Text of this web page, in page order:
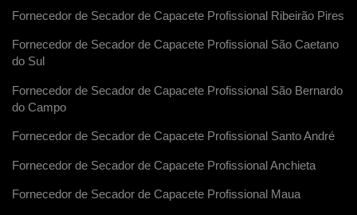
Fornecedor de Secador de Capacete Profissional Ribeirão Pires
Fornecedor de Secador de Capacete Profissional São Caetano
do Sul
Fornecedor de Secador de Capacete Profissional São Bernardo
do Campo
Fornecedor de Secador de Capacete Profissional Santo André
Fornecedor de Secador de Capacete Profissional Anchieta
Fornecedor de Secador de Capacete Profissional Maua